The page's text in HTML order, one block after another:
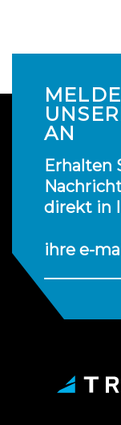
AN
Erhalten
direkt in
ihre e-